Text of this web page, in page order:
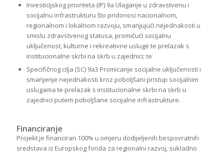
Investicijskog prioriteta (IP) 9a Ulaganje u zdravstvenu i
socijalnu infrastrukturu što pridonosi nacionalnom,
regionalnom i lokalnom razvoju, smanjujući nejednakosti u
smislu zdravstvenog statusa, promičući socijalnu
uključenost, kulturne i rekreativne usluge te prelazak s
institucionalne skrbi na skrb u zajednici; te
Specifičnog cilja (SC) 9a3 Promicanje socijalne uključenosti i
smanjenje nejednakosti kroz poboljšani pristup socijalnim
uslugama te prelazak s institucionalne skrbi na skrb u
zajednici putem poboljšane socijalne infrastrukture.
Financiranje
Projekt je financiran 100% u omjeru dodijeljenih bespovratnih
sredstava iz Europskog fonda za regionalni razvoj, sukladno